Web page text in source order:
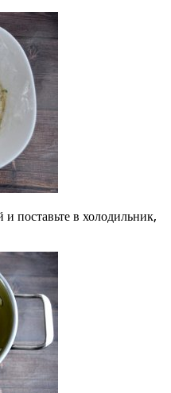
поставьте в холодильник,